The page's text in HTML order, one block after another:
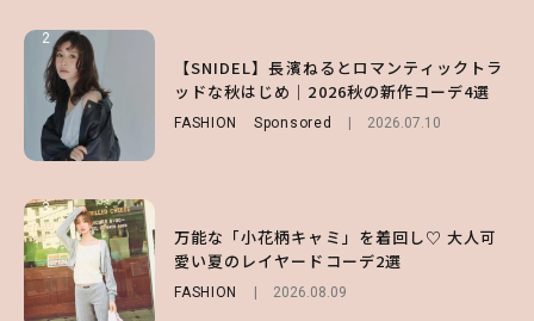
2
【SNIDEL】長濱ねるとロマンティックトラ
ッドな秋はじめ｜2026秋の新作コーデ4選
FASHION Sponsored 2026.07.10
3
万能な「小花柄キャミ」を着回し♡ 大人可
愛い夏のレイヤードコーデ2選
FASHION 2026.08.09
2
【庄司浩平】初デートの勝負服は？夏の思い
出や最近のハマりものを深掘り
ENTERTAINMENT 2026.08.08
3
【SNIDEL】長濱ねるとロマンティックトラ
ッドな秋はじめ｜2026秋の新作コーデ4選
FASHION Sponsored
2
【付録】総柄ハローキティが可愛すぎ♡ 紀
ノ国屋コラボの“優秀保冷バッグ”は夏の強
い味方！【オトナミューズ9月号増刊】
3
【谷まりあ】夏は“シアースカート”でさり
げなく肌見せ！透け感のニュアンスを楽しめ
るマストハブアイテム4選